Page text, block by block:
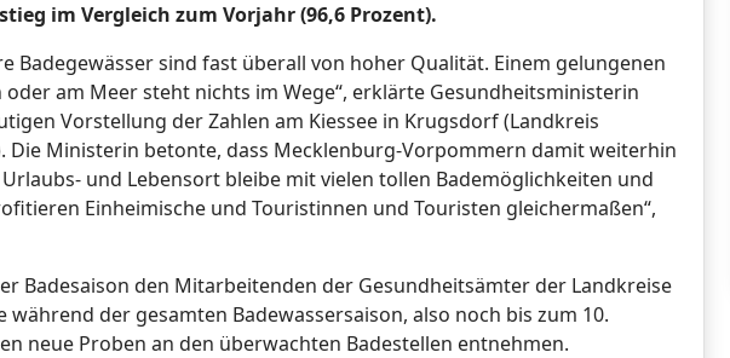
im Vergleich zum Vorjahr (96,6 Prozent).
Badegewässer sind fast überall von hoher Qualität. Einem gelungenen
oder am Meer steht nichts im Wege“, erklärte Gesundheitsministerin
Vorstellung der Zahlen am Kiessee in Krugsdorf (Landkreis
Die Ministerin betonte, dass Mecklenburg-Vorpommern damit weiterhin
und Lebensort bleibe mit vielen tollen Bademöglichkeiten und
Einheimische und Touristinnen und Touristen gleichermaßen“,
Badesaison den Mitarbeitenden der Gesundheitsämter der Landkreise
während der gesamten Badewassersaison, also noch bis zum 10.
neue Proben an den überwachten Badestellen entnehmen.